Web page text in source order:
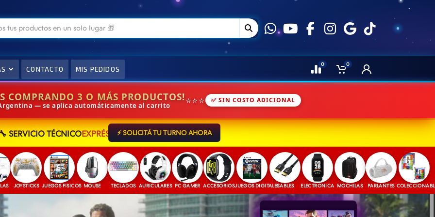
CONTACTO MIS PEDIDOS
0 0
COMPRANDO 3 O MÁS PRODUCTOS!
— se aplica automáticamente al carrito ⭐⭐⭐ ✅ SIN COSTO ADICIONAL
SERVICIO TÉCNICOEXPRÉS ⚡ SOLICITÁ TU TURNO AHORA
JUEGOS FISICOS MOUSE TECLADOS AURICULARES PC GAMER ACCESORIOSJUEGOS DIGITALESCABLES ELECTRONICA MOCHILAS PARLANTES COLECCIONABLES